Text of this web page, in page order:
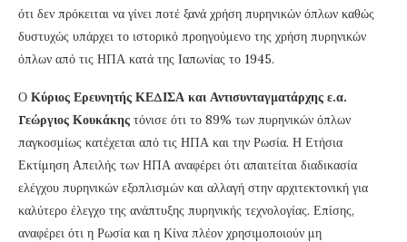
ότι δεν πρόκειται να γίνει ποτέ ξανά χρήση πυρηνικών όπλων καθώς
δυστυχώς υπάρχει το ιστορικό προηγούμενο της χρήση πυρηνικών
όπλων από τις ΗΠΑ κατά της Ιαπωνίας το 1945.
Ο Κύριος Ερευνητής ΚΕΔΙΣΑ και Αντισυνταγματάρχης ε.α.
Γεώργιος Κουκάκης τόνισε ότι το 89% των πυρηνικών όπλων
παγκοσμίως κατέχεται από τις ΗΠΑ και την Ρωσία. Η Ετήσια
Εκτίμηση Απειλής των ΗΠΑ αναφέρει ότι απαιτείται διαδικασία
ελέγχου πυρηνικών εξοπλισμών και αλλαγή στην αρχιτεκτονική για
καλύτερο έλεγχο της ανάπτυξης πυρηνικής τεχνολογίας. Επίσης,
αναφέρει ότι η Ρωσία και η Κίνα πλέον χρησιμοποιούν μη